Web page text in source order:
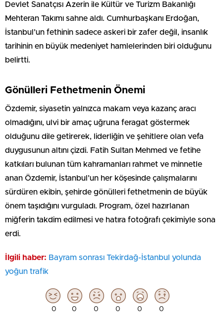
Devlet Sanatçısı Azerin ile Kültür ve Turizm Bakanlığı
Mehteran Takımı sahne aldı. Cumhurbaşkanı Erdoğan,
İstanbul’un fethinin sadece askeri bir zafer değil, insanlık
tarihinin en büyük medeniyet hamlelerinden biri olduğunu
belirtti.
Gönülleri Fethetmenin Önemi
Özdemir, siyasetin yalnızca makam veya kazanç aracı
olmadığını, ulvi bir amaç uğruna feragat göstermek
olduğunu dile getirerek, liderliğin ve şehitlere olan vefa
duygusunun altını çizdi. Fatih Sultan Mehmed ve fetihe
katkıları bulunan tüm kahramanları rahmet ve minnetle
anan Özdemir, İstanbul’un her köşesinde çalışmalarını
sürdüren ekibin, şehirde gönülleri fethetmenin de büyük
önem taşıdığını vurguladı. Program, özel hazırlanan
miğferin takdim edilmesi ve hatıra fotoğrafı çekimiyle sona
erdi.
İlgili haber: Bayram sonrası Tekirdağ-İstanbul yolunda
yoğun trafik
0 0 0 0 0 0